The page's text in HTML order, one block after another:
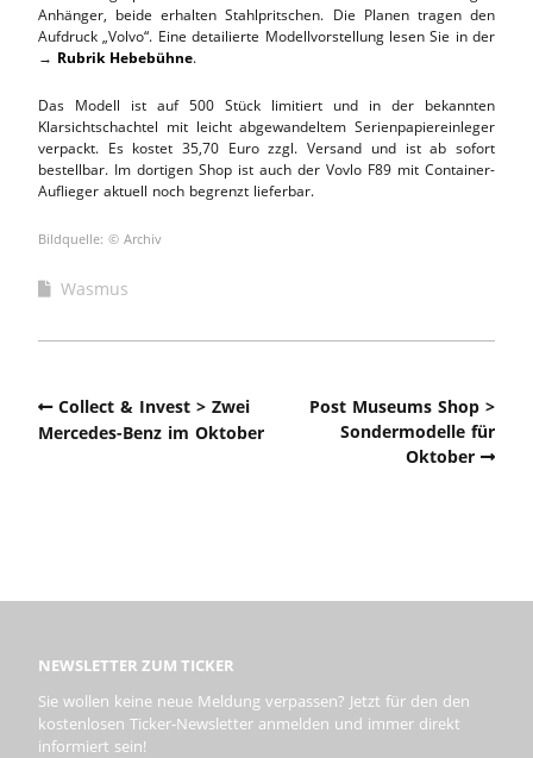
Anhänger, beide erhalten Stahlpritschen. Die Planen tragen den
Aufdruck „Volvo“. Eine detailierte Modellvorstellung lesen Sie in der
→ Rubrik Hebebühne.
Das Modell ist auf 500 Stück limitiert und in der bekannten
Klarsichtschachtel mit leicht abgewandeltem Serienpapiereinleger
verpackt. Es kostet 35,70 Euro zzgl. Versand und ist ab sofort
bestellbar. Im dortigen Shop ist auch der Vovlo F89 mit Container-
Auflieger aktuell noch begrenzt lieferbar.
Bildquelle: © Archiv
Wasmus
Collect & Invest > Zwei
Mercedes-Benz im Oktober
Post Museums Shop >
Sondermodelle für
Oktober
NEWSLETTER ZUM TICKER
Sie wollen keine neue Meldung verpassen? Jetzt für den den
kostenlosen Ticker-Newsletter anmelden und immer direkt
informiert sein!